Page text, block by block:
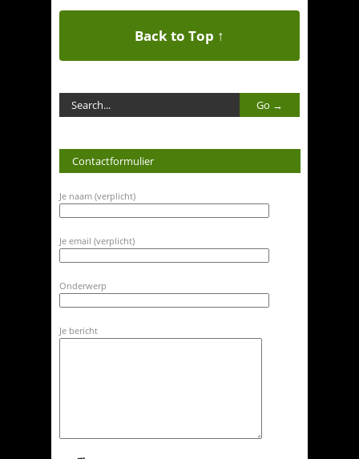
Back to Top ↑
Contactformulier
Je naam (verplicht)
Je email (verplicht)
Onderwerp
Je bericht